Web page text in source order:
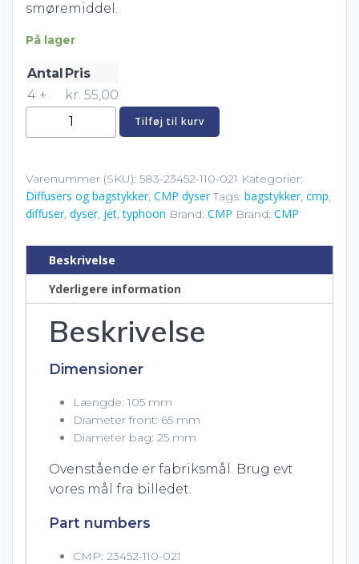
smøremiddel.
På lager
Antal Pris
4 +
kr. 55,00
Jet
Typhoon
500
Cluster
Tilføj til kurv
Varenummer (SKU): 583-23452-110-021 Kategorier:
Diffusers og bagstykker, CMP dyser Tags: bagstykker, cmp,
diffuser, dyser, jet,typhoon Brand: CMP Brand: CMP
Beskrivelse
Yderligere information
Beskrivelse
Dimensioner
Længde: 105 mm
Diameter front: 65 mm
Diameter bag: 25 mm
Ovenstående er fabriksmål. Brug evt
vores mål fra billedet.
Part numbers
CMP: 23452-110-021